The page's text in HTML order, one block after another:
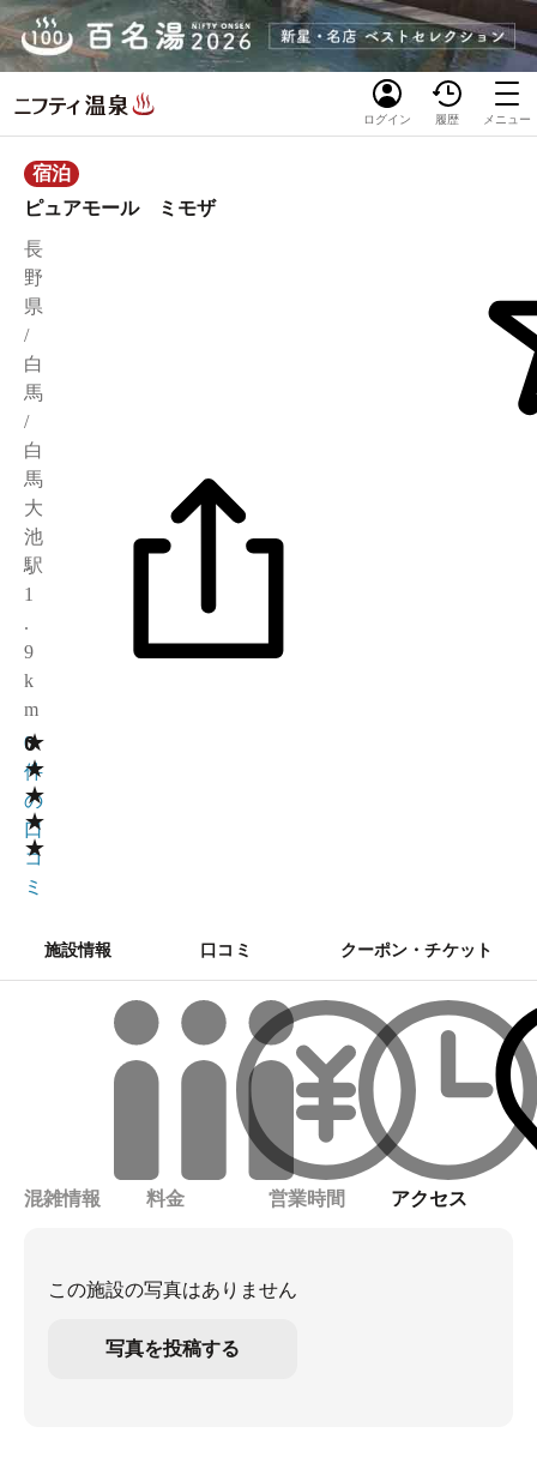
ログイン 履歴 メニュー
宿泊
ピュアモール ミモザ
長
野
県
/
白
馬
/
白
馬
大
池
駅
1
.
9
k
m
★
★
★
★
★
0
0
件
の
口
コ
ミ
施設情報 口コミ クーポン・チケット
混雑情報 料金 営業時間 アクセス
この施設の写真はありません
写真を投稿する